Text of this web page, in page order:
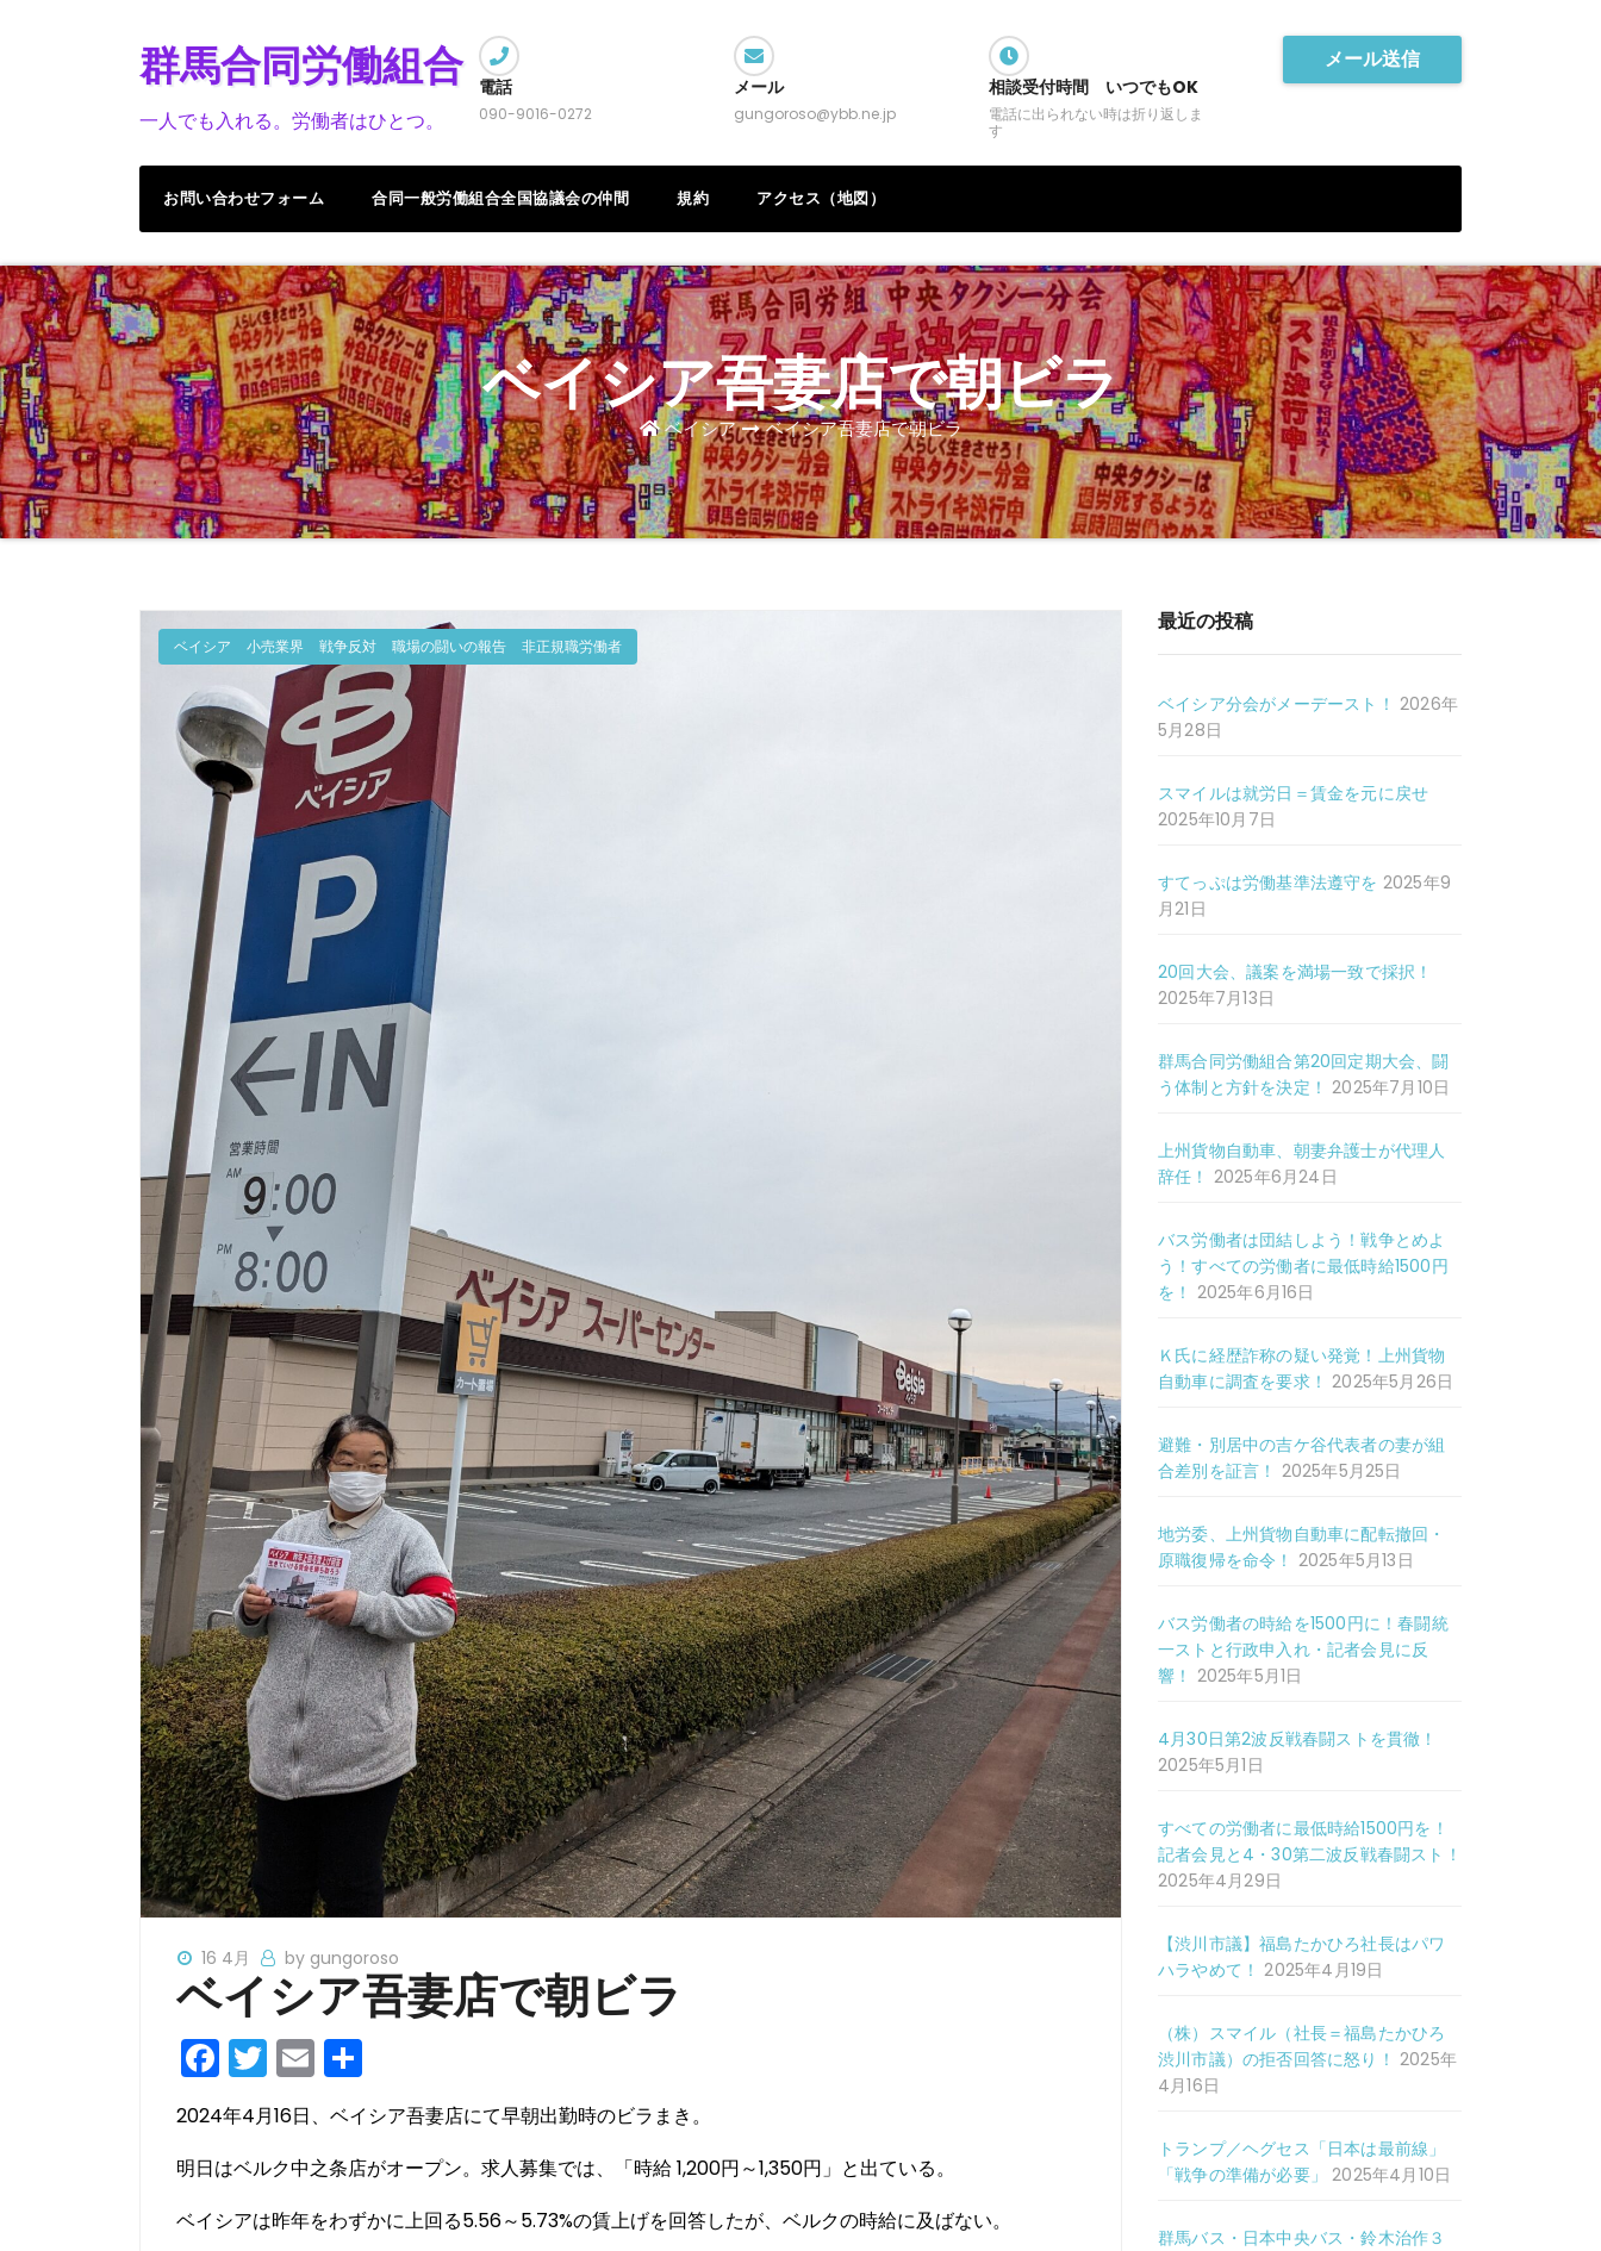
群馬合同労働組合
一人でも入れる。労働者はひとつ。
電話
090-9016-0272
メール
gungoroso@ybb.ne.jp
相談受付時間 いつでもOK
電話に出られない時は折り返しま
す
メール送信
お問い合わせフォーム 合同一般労働組合全国協議会の仲間 規約 アクセス（地図）
ベイシア吾妻店で朝ビラ
ベイシア ベイシア吾妻店で朝ビラ
ベイシア 小売業界 戦争反対 職場の闘いの報告 非正規職労働者
16 4月 by gungoroso
ベイシア吾妻店で朝ビラ
F
a
c
e
b
T
w
itt
er
E
m
ai
l
有
2024年4月16日、ベイシア吾妻店にて早朝出勤時のビラまき。
明日はベルク中之条店がオープン。求人募集では、「時給 1,200円～1,350円」と出ている。
ベイシアは昨年をわずかに上回る5.56～5.73%の賃上げを回答したが、ベルクの時給に及ばない。
最近の投稿
ベイシア分会がメーデースト！ 2026年
5月28日
スマイルは就労日＝賃金を元に戻せ
2025年10月7日
すてっぷは労働基準法遵守を 2025年9
月21日
20回大会、議案を満場一致で採択！
2025年7月13日
群馬合同労働組合第20回定期大会、闘
う体制と方針を決定！ 2025年7月10日
上州貨物自動車、朝妻弁護士が代理人
辞任！ 2025年6月24日
バス労働者は団結しよう！戦争とめよ
う！すべての労働者に最低時給1500円
を！ 2025年6月16日
Ｋ氏に経歴詐称の疑い発覚！上州貨物
自動車に調査を要求！ 2025年5月26日
避難・別居中の吉ケ谷代表者の妻が組
合差別を証言！ 2025年5月25日
地労委、上州貨物自動車に配転撤回・
原職復帰を命令！ 2025年5月13日
バス労働者の時給を1500円に！春闘統
一ストと行政申入れ・記者会見に反
響！ 2025年5月1日
4月30日第2波反戦春闘ストを貫徹！
2025年5月1日
すべての労働者に最低時給1500円を！
記者会見と4・30第二波反戦春闘スト！
2025年4月29日
【渋川市議】福島たかひろ社長はパワ
ハラやめて！ 2025年4月19日
（株）スマイル（社長＝福島たかひろ
渋川市議）の拒否回答に怒り！ 2025年
4月16日
トランプ／ヘグセス「日本は最前線」
「戦争の準備が必要」
2025年4月10日
群馬バス・日本中央バス・鈴木治作３